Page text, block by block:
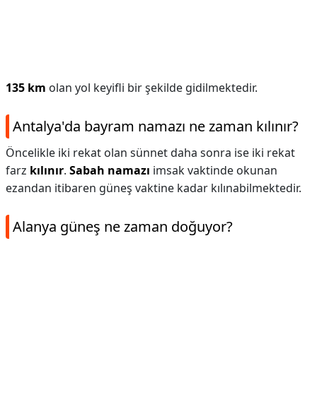
135 km olan yol keyifli bir şekilde gidilmektedir.
Antalya'da bayram namazı ne zaman kılınır?
Öncelikle iki rekat olan sünnet daha sonra ise iki rekat
farz kılınır. Sabah namazı imsak vaktinde okunan
ezandan itibaren güneş vaktine kadar kılınabilmektedir.
Alanya güneş ne zaman doğuyor?